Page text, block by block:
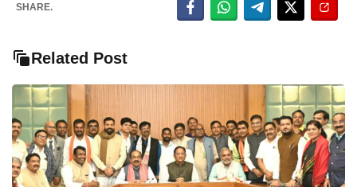
SHARE.
Related Post